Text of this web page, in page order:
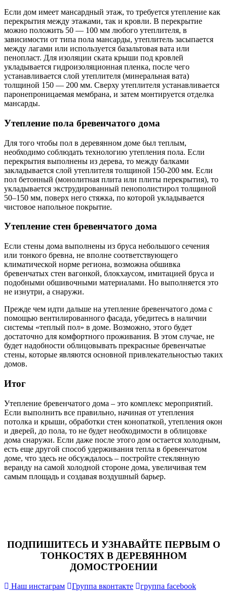
Если дом имеет мансардный этаж, то требуется утепление как
перекрытия между этажами, так и кровли. В перекрытие
можно положить 50 — 100 мм любого утеплителя, в
зависимости от типа пола мансарды, утеплитель засыпается
между лагами или используется базальтовая вата или
пенопласт. Для изоляции ската крыши под кровлей
укладывается гидроизоляционная пленка, после чего
устанавливается слой утеплителя (минеральная вата)
толщиной 150 — 200 мм. Сверху утеплителя устанавливается
паронепроницаемая мембрана, и затем монтируется отделка
мансарды.
Утепление пола бревенчатого дома
Для того чтобы пол в деревянном доме был теплым,
необходимо соблюдать технологию утепления пола. Если
перекрытия выполнены из дерева, то между балками
закладывается слой утеплителя толщиной 150-200 мм. Если
пол бетонный (монолитная плита или плиты перекрытия), то
укладывается экструдированный пенополистирол толщиной
50–150 мм, поверх него стяжка, по которой укладывается
чистовое напольное покрытие.
Утепление стен бревенчатого дома
Если стены дома выполнены из бруса небольшого сечения
или тонкого бревна, не вполне соответствующего
климатической норме региона, возможна обшивка
бревенчатых стен вагонкой, блокхаусом, имитацией бруса и
подобными обшивочными материалами. Но выполняется это
не изнутри, а снаружи.
Прежде чем идти дальше на утепление бревенчатого дома с
помощью вентилированного фасада, убедитесь в наличии
системы «теплый пол» в доме. Возможно, этого будет
достаточно для комфортного проживания. В этом случае, не
будет надобности облицовывать прекрасные бревенчатые
стены, которые являются основной привлекательностью таких
домов.
Итог
Утепление бревенчатого дома – это комплекс мероприятий.
Если выполнить все правильно, начиная от утепления
потолка и крыши, обработки стен конопаткой, утепления окон
и дверей, до пола, то не будет необходимости в облицовке
дома снаружи. Если даже после этого дом остается холодным,
есть еще другой способ удерживания тепла в бревенчатом
доме, что здесь не обсуждалось – постройте стеклянную
веранду на самой холодной стороне дома, увеличивая тем
самым площадь и создавая воздушный барьер.
ПОДПИШИТЕСЬ И УЗНАВАЙТЕ ПЕРВЫМ О
ТОНКОСТЯХ В ДЕРЕВЯННОМ
ДОМОСТРОЕНИИ
Наш инстаграм Группа вконтакте группа facebook